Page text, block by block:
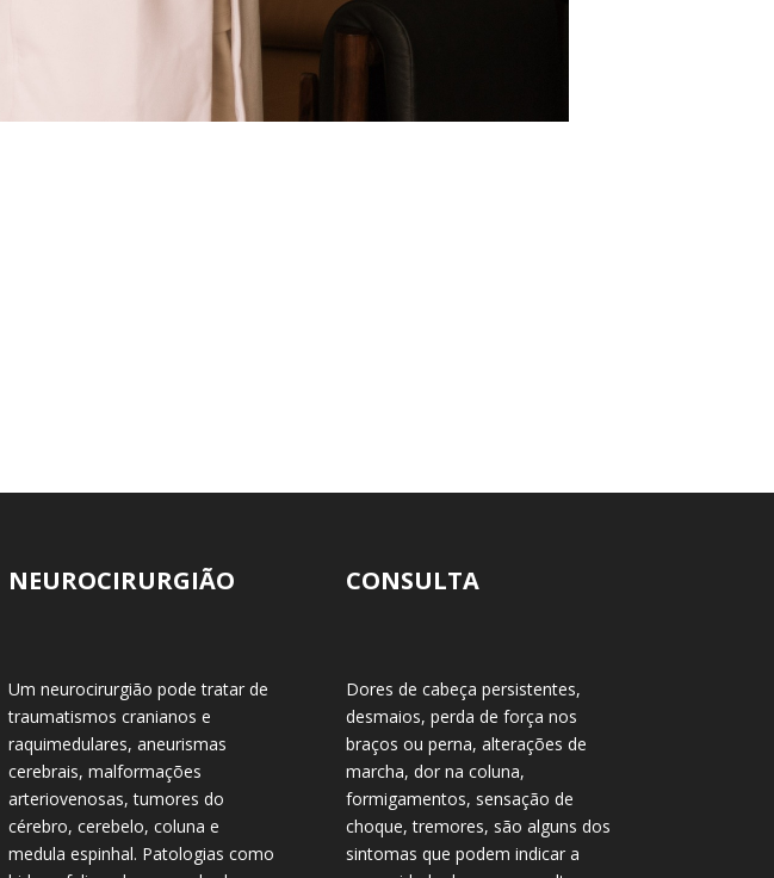
NEUROCIRURGIÃO
Um neurocirurgião pode tratar de
traumatismos cranianos e
raquimedulares, aneurismas
cerebrais, malformações
arteriovenosas, tumores do
cérebro, cerebelo, coluna e
medula espinhal. Patologias como
CONSULTA
Dores de cabeça persistentes,
desmaios, perda de força nos
braços ou perna, alterações de
marcha, dor na coluna,
formigamentos, sensação de
choque, tremores, são alguns dos
sintomas que podem indicar a